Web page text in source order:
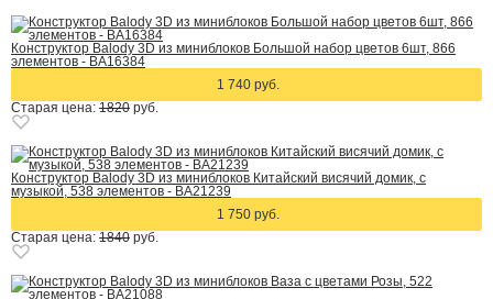
Конструктор Balody 3D из миниблоков Большой набор цветов 6шт, 866
элементов - BA16384
1 740 руб.
Старая цена: 1820 руб.
Конструктор Balody 3D из миниблоков Китайский висячий домик, с
музыкой, 538 элементов - BA21239
1 750 руб.
Старая цена: 1840 руб.